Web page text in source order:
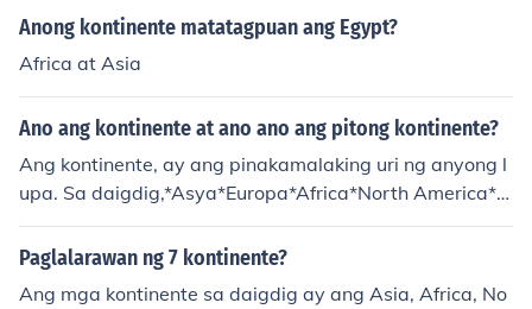
Anong kontinente matatagpuan ang Egypt?
Africa at Asia
Ano ang kontinente at ano ano ang pitong kontinente?
Ang kontinente, ay ang pinakamalaking uri ng anyong l
upa. Sa daigdig,*Asya*Europa*Africa*North America*s
outh America*Australia*Antartica
Paglalarawan ng 7 kontinente?
Ang mga kontinente sa daigdig ay ang Asia, Africa, No